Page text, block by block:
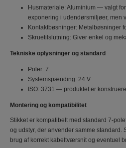
Husmateriale: Aluminium — valgt
exponering i udendørsmiljøer, men
Kontaktbøsninger: Metalbøsninger
Skruetilslutning: Giver enkel og
Tekniske oplysninger og standard
Poler: 7
Systemspænding: 24 V
ISO: 3731 — produktet er
Montering og kompatibilitet
Stikket er kompatibelt med standard 7-
og udstyr, der anvender samme
brug af korrekt kabeltværsnit og eventuel